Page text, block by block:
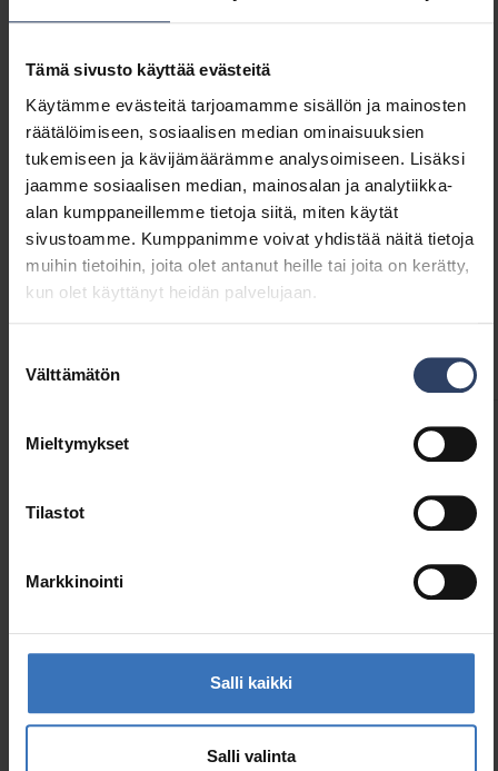
Tämä sivusto käyttää evästeitä
Käytämme evästeitä tarjoamamme sisällön ja mainosten
räätälöimiseen, sosiaalisen median ominaisuuksien
tukemiseen ja kävijämäärämme analysoimiseen. Lisäksi
jaamme sosiaalisen median, mainosalan ja analytiikka-
alan kumppaneillemme tietoja siitä, miten käytät
sivustoamme. Kumppanimme voivat yhdistää näitä tietoja
muihin tietoihin, joita olet antanut heille tai joita on kerätty,
kun olet käyttänyt heidän palvelujaan.
valinta
Välttämätön
Mieltymykset
Tilastot
Markkinointi
Salli kaikki
Salli valinta
himmentimellä. Valon sävy säädettävissä 3000
molemmissa metallinhohtoinen sisus.
Näytä lisää
GTIN
6435200309983
Koodi
9610639
Tekniset tiedot
Tekniset tiedot
Tuotekoodit
Samankaltaiset tuotteet